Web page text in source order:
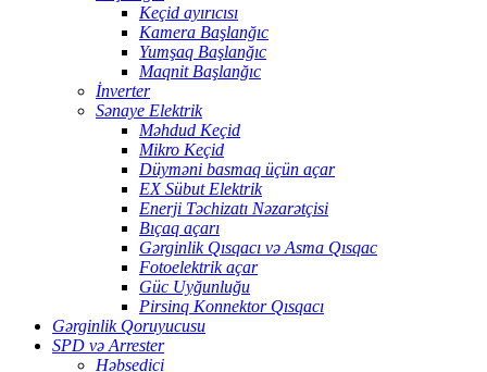
Keçid ayırıcısı
Kamera Başlanğıc
Yumşaq Başlanğıc
Maqnit Başlanğıc
İnverter
Sənaye Elektrik
Məhdud Keçid
Mikro Keçid
Düyməni basmaq üçün açar
EX Sübut Elektrik
Enerji Təchizatı Nəzarətçisi
Bıçaq açarı
Gərginlik Qısqacı və Asma Qısqac
Fotoelektrik açar
Güc Uyğunluğu
Pirsinq Konnektor Qısqacı
Gərginlik Qoruyucusu
SPD və Arrester
Həbsedici